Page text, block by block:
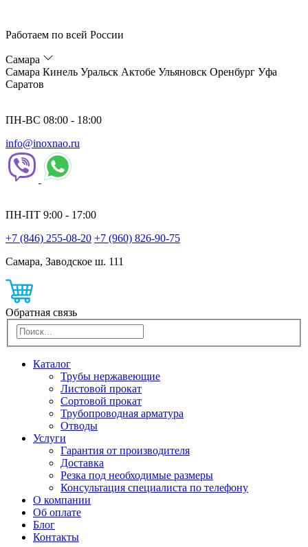
Работаем по всей России
Самара
Самара Кинель Уральск Актобе Ульяновск Оренбург Уфа
Саратов
ПН-ВС 08:00 - 18:00
info@inoxnao.ru
ПН-ПТ 9:00 - 17:00
+7 (846) 255-08-20 +7 (960) 826-90-75
Самара, Заводское ш. 111
Обратная связь
Каталог
Трубы нержавеющие
Листовой прокат
Сортовой прокат
Трубопроводная арматура
Отводы
Услуги
Гарантия от производителя
Доставка
Резка под необходимые размеры
Консультация специалиста по телефону
О компании
Об оплате
Блог
Контакты